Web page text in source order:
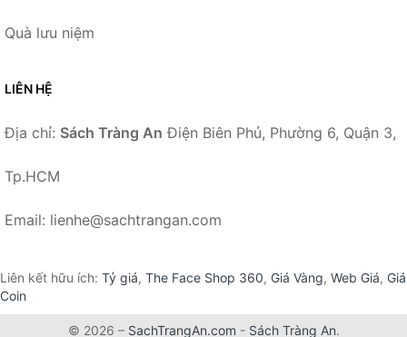
Quà lưu niệm
LIÊN HỆ
Địa chỉ: Sách Tràng An Điện Biên Phủ, Phường 6, Quận 3,
Tp.HCM
Email: lienhe@sachtrangan.com
Liên kết hữu ích: Tỷ giá, The Face Shop 360, Giá Vàng, Web Giá, Giá
Coin
© 2026 – SachTrangAn.com - Sách Tràng An.